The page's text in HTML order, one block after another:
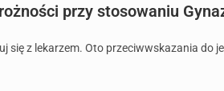
przy stosowaniu
się z lekarzem. Oto przeciwwskazania do